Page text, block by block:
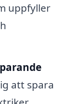
uppfyller
att spara